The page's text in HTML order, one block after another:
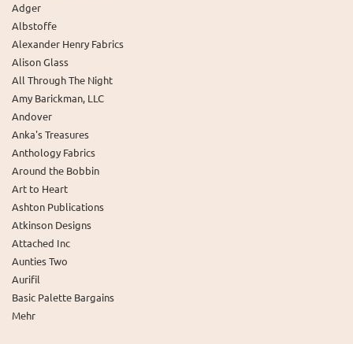
Adger
Albstoffe
Alexander Henry Fabrics
Alison Glass
All Through The Night
Amy Barickman, LLC
Andover
Anka's Treasures
Anthology Fabrics
Around the Bobbin
Art to Heart
Ashton Publications
Atkinson Designs
Attached Inc
Aunties Two
Aurifil
Basic Palette Bargains
Mehr